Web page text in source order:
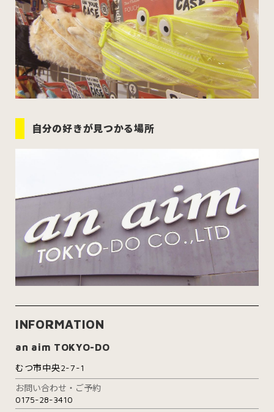
自分の好きが見つかる場所
INFORMATION
an aim TOKYO-DO
むつ市中央2-7-1
お問い合わせ・ご予約
0175-28-3410